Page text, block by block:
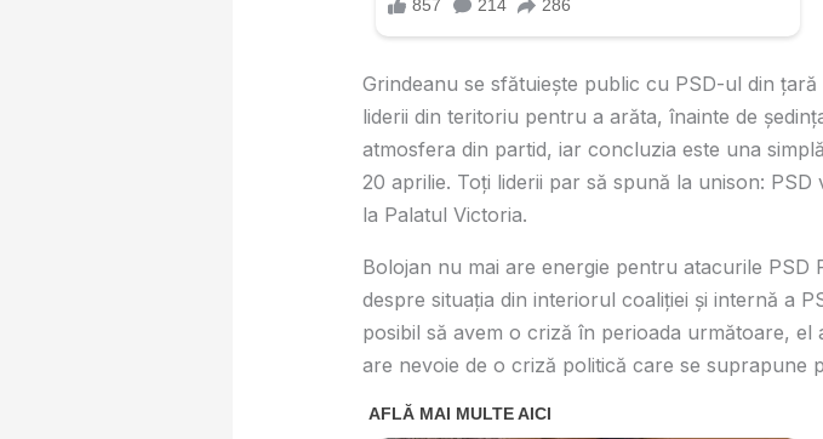
Grindeanu se sfătuiește public cu PSD-ul din
liderii din teritoriu pentru a arăta, înainte de
atmosfera din partid, iar concluzia este una
20 aprilie. Toți liderii par să spună la unison:
la Palatul Victoria.
Bolojan nu mai are energie pentru atacurile PSD
despre situaţia din interiorul coaliţiei şi internă a
posibil să avem o criză în perioada următoare,
are nevoie de o criză politică care se suprapune